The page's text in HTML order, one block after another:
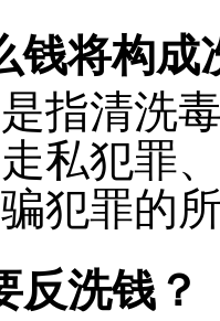
钱将构成
指清洗
私犯罪
犯罪的
反洗钱？